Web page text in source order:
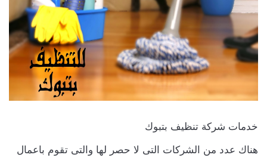
خدمات شركة تنظيف بتبوك
هناك عدد من الشركات التى لا حصر لها والتى تقوم باعمال